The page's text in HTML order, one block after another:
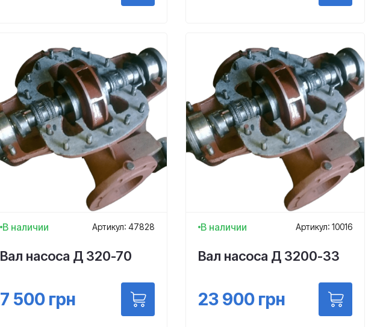
В наличии Артикул: 47828
Вал насоса Д 320-70
7 500 грн
В наличии Артикул: 10016
Вал насоса Д 3200-33
23 900грн